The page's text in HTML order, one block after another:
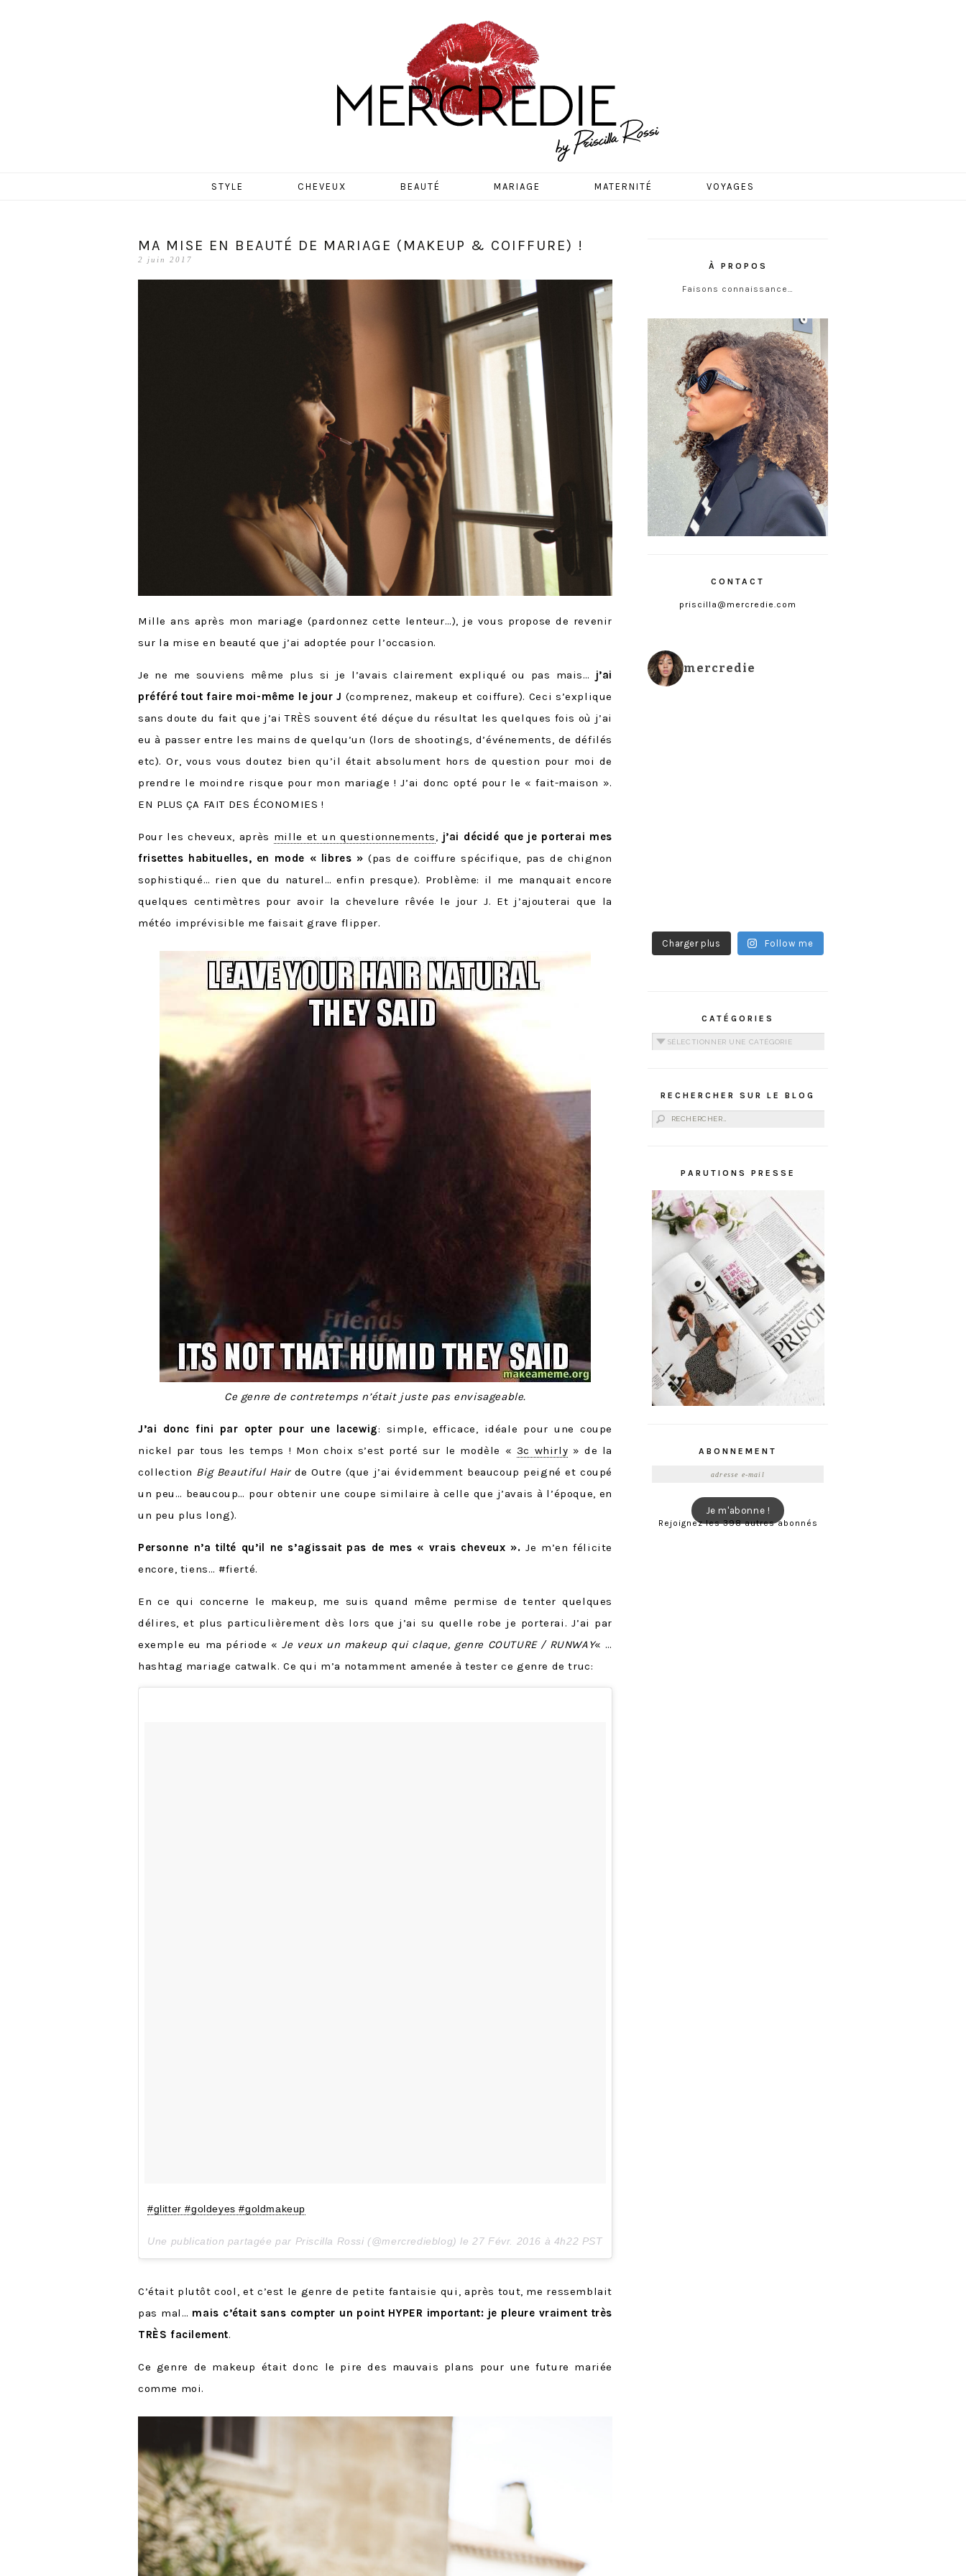
MERCREDIE
STYLE CHEVEUX BEAUTÉ MARIAGE MATERNITÉ VOYAGES
MA MISE EN BEAUTÉ DE MARIAGE (MAKEUP & COIFFURE) !
2 juin 2017
Mille ans après mon mariage (pardonnez cette lenteur…), je vous propose de revenir
sur la mise en beauté que j’ai adoptée pour l’occasion.
Je ne me souviens même plus si je l’avais clairement expliqué ou pas mais… j’ai
préféré tout faire moi-même le jour J (comprenez, makeup et coiffure). Ceci s’explique
sans doute du fait que j’ai TRÈS souvent été déçue du résultat les quelques fois où j’ai
eu à passer entre les mains de quelqu’un (lors de shootings, d’événements, de défilés
etc). Or, vous vous doutez bien qu’il était absolument hors de question pour moi de
prendre le moindre risque pour mon mariage ! J’ai donc opté pour le « fait-maison ».
EN PLUS ÇA FAIT DES ÉCONOMIES !
Pour les cheveux, après mille et un questionnements, j’ai décidé que je porterai mes
frisettes habituelles, en mode « libres » (pas de coiffure spécifique, pas de chignon
sophistiqué… rien que du naturel… enfin presque). Problème: il me manquait encore
quelques centimètres pour avoir la chevelure rêvée le jour J. Et j’ajouterai que la
météo imprévisible me faisait grave flipper.
Ce genre de contretemps n’était juste pas envisageable.
J’ai donc fini par opter pour une lacewig: simple, efficace, idéale pour une coupe
nickel par tous les temps ! Mon choix s’est porté sur le modèle « 3c whirly » de la
collection Big Beautiful Hairde Outre (que j’ai évidemment beaucoup peigné et coupé
un peu… beaucoup… pour obtenir une coupe similaire à celle que j’avais à l’époque, en
un peu plus long).
Personne n’a tilté qu’il ne s’agissait pas de mes « vrais cheveux ». Je m’en félicite
encore, tiens… #fierté.
En ce qui concerne le makeup, me suis quand même permise de tenter quelques
délires, et plus particulièrement dès lors que j’ai su quelle robe je porterai. J’ai par
exemple eu ma période «Je veux un makeup qui claque, genre COUTURE / RUNWAY« …
hashtag mariage catwalk. Ce qui m’a notamment amenée à tester ce genre de truc:
#glitter #goldeyes #goldmakeup
Une publication partagée par Priscilla Rossi (@mercredieblog) le27 Févr. 2016 à 4h22 PST
C’était plutôt cool, et c’est le genre de petite fantaisie qui, après tout, me ressemblait
pas mal… mais c’était sans compter un point HYPER important: je pleure vraiment très
TRÈS facilement.
Ce genre de makeup était donc le pire des mauvais plans pour une future mariée
comme moi.
À PROPOS
Faisons connaissance…
CONTACT
priscilla@mercredie.com
mercredie
Charger plus Follow me
CATÉGORIES
Catégories
RECHERCHER SUR LE BLOG
Rechercher :
PARUTIONS PRESSE
ABONNEMENT
Je m'abonne !
Rejoignez les 398 autres abonnés